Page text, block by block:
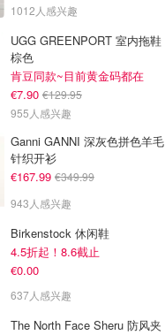
1012人感兴趣
UGG GREENPORT 室内拖鞋
棕色
肯豆同款~目前黄金码都在
€7.90 €129.95
955人感兴趣
Ganni GANNI 深灰色拼色羊毛
针织开衫
€167.99 €349.99
943人感兴趣
Birkenstock 休闲鞋
4.5折起！8.6截止
€0.00
637人感兴趣
The North Face Sheru 防风夹